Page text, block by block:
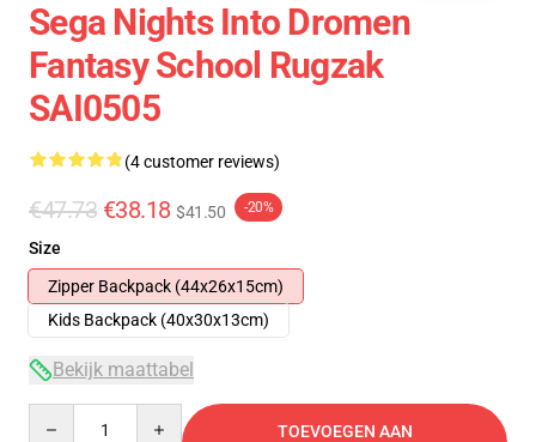
Sega Nights Into Dromen
Fantasy School Rugzak
SAI0505
(4 customer reviews)
€47.73 €38.18 $41.50 -20%
Size
Zipper Backpack (44x26x15cm)
Kids Backpack (40x30x13cm)
Bekijk maattabel
TOEVOEGEN AAN